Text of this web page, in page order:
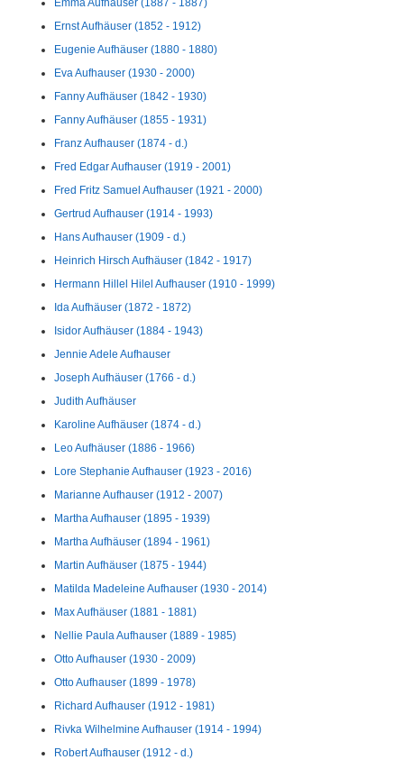
Emma Aufhäuser (1887 - 1887)
Ernst Aufhäuser (1852 - 1912)
Eugenie Aufhäuser (1880 - 1880)
Eva Aufhauser (1930 - 2000)
Fanny Aufhäuser (1842 - 1930)
Fanny Aufhäuser (1855 - 1931)
Franz Aufhauser (1874 - d.)
Fred Edgar Aufhauser (1919 - 2001)
Fred Fritz Samuel Aufhauser (1921 - 2000)
Gertrud Aufhauser (1914 - 1993)
Hans Aufhauser (1909 - d.)
Heinrich Hirsch Aufhäuser (1842 - 1917)
Hermann Hillel Hilel Aufhauser (1910 - 1999)
Ida Aufhäuser (1872 - 1872)
Isidor Aufhäuser (1884 - 1943)
Jennie Adele Aufhauser
Joseph Aufhäuser (1766 - d.)
Judith Aufhäuser
Karoline Aufhäuser (1874 - d.)
Leo Aufhäuser (1886 - 1966)
Lore Stephanie Aufhauser (1923 - 2016)
Marianne Aufhauser (1912 - 2007)
Martha Aufhauser (1895 - 1939)
Martha Aufhäuser (1894 - 1961)
Martin Aufhäuser (1875 - 1944)
Matilda Madeleine Aufhauser (1930 - 2014)
Max Aufhäuser (1881 - 1881)
Nellie Paula Aufhauser (1889 - 1985)
Otto Aufhauser (1930 - 2009)
Otto Aufhauser (1899 - 1978)
Richard Aufhauser (1912 - 1981)
Rivka Wilhelmine Aufhauser (1914 - 1994)
Robert Aufhauser (1912 - d.)